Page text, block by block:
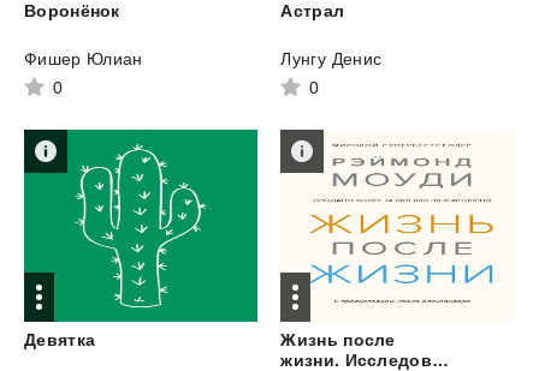
Воронёнок
Фишер Юлиан
0
Астрал
Лунгу Денис
0
Девятка
Жизнь после
жизни. Исследование феномена продолжения жизни после смерти тела